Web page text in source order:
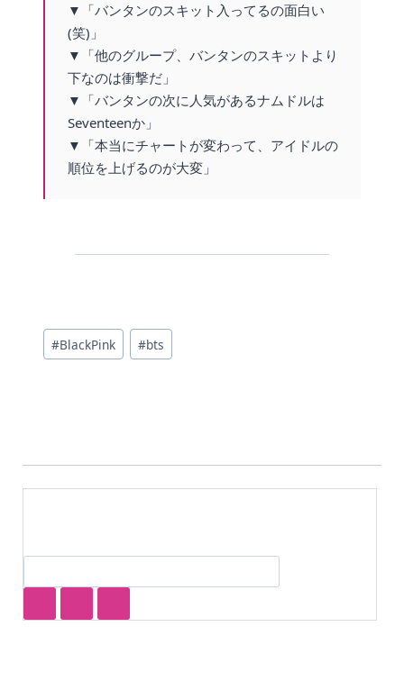
▼「バンタンのスキット入ってるの面白い
(笑)」
▼「他のグループ、バンタンのスキットより
下なのは衝撃だ」
▼「バンタンの次に人気があるナムドルは
Seventeenか」
▼「本当にチャートが変わって、アイドルの
順位を上げるのが大変」
投
稿
#BlackPink #bts